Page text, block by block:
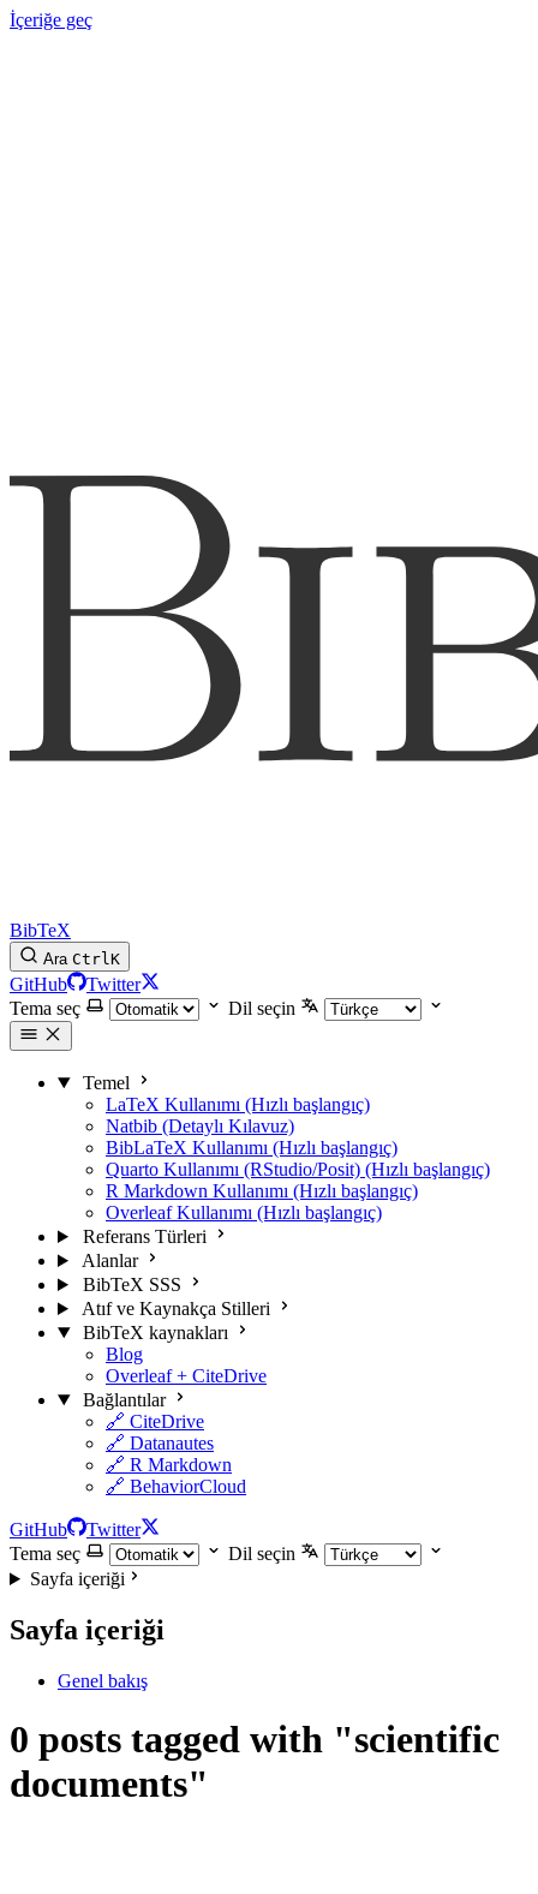
İçeriğe geç
BibTeX
Ara CtrlK
GitHub
Twitter
Tema seç
Dil seçin
Temel
LaTeX Kullanımı (Hızlı başlangıç)
Natbib (Detaylı Kılavuz)
BibLaTeX Kullanımı (Hızlı başlangıç)
Quarto Kullanımı (RStudio/Posit) (Hızlı başlangıç)
R Markdown Kullanımı (Hızlı başlangıç)
Overleaf Kullanımı (Hızlı başlangıç)
Referans Türleri
Alanlar
BibTeX SSS
Atıf ve Kaynakça Stilleri
BibTeX kaynakları
Blog
Overleaf + CiteDrive
Bağlantılar
🔗 CiteDrive
🔗 Datanautes
🔗 R Markdown
🔗 BehaviorCloud
GitHub
Twitter
Tema seç
Dil seçin
Sayfa içeriği
Sayfa içeriği
Genel bakış
0 posts tagged with "scientific
documents"